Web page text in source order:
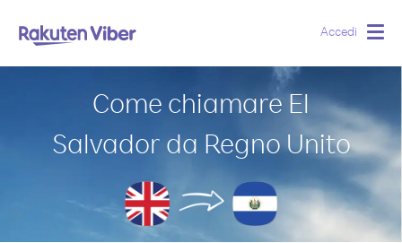
Accedi
Come chiamare El
Salvador da Regno Unito